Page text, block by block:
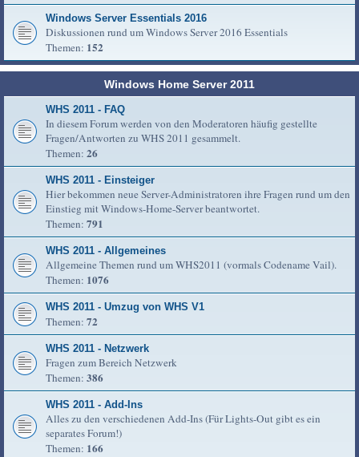
Windows Server Essentials 2016
Diskussionen rund um Windows Server 2016 Essentials
Themen: 152
Windows Home Server 2011
WHS 2011 - FAQ
In diesem Forum werden von den Moderatoren häufig gestellte
Fragen/Antworten zu WHS 2011 gesammelt.
Themen: 26
WHS 2011 - Einsteiger
Hier bekommen neue Server-Administratoren ihre Fragen rund um den
Einstieg mit Windows-Home-Server beantwortet.
Themen: 791
WHS 2011 - Allgemeines
Allgemeine Themen rund um WHS2011 (vormals Codename Vail).
Themen: 1076
WHS 2011 - Umzug von WHS V1
Themen: 72
WHS 2011 - Netzwerk
Fragen zum Bereich Netzwerk
Themen: 386
WHS 2011 - Add-Ins
Alles zu den verschiedenen Add-Ins (Für Lights-Out gibt es ein
separates Forum!)
Themen: 166